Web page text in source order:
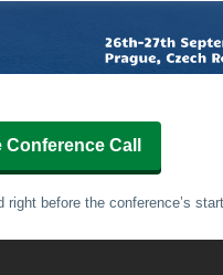
Call
before the conference’s